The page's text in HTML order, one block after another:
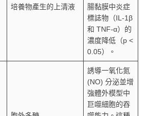
培養物產生的上清液
腸黏膜中炎症
標誌物（IL-1β
和 TNF-α）的
濃度降低（p <
0.05）。
誘導一氧化氮
(NO) 分泌並增
強體外模型中
巨噬細胞的吞